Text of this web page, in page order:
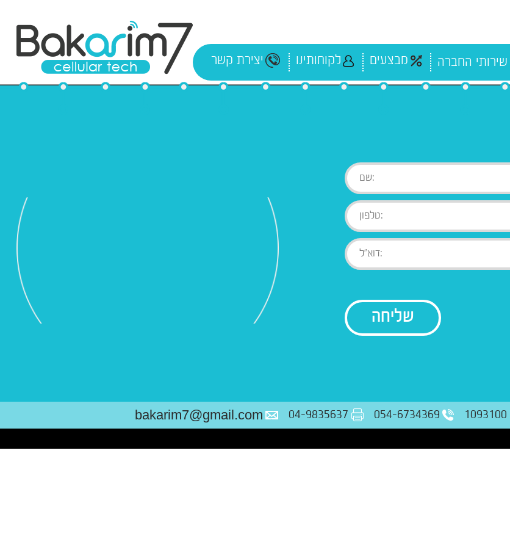
שירותי החברה מבצעים לקוחותינו יצירת קשר
054-6734369
04-9835637
bakarim7@gmail.com